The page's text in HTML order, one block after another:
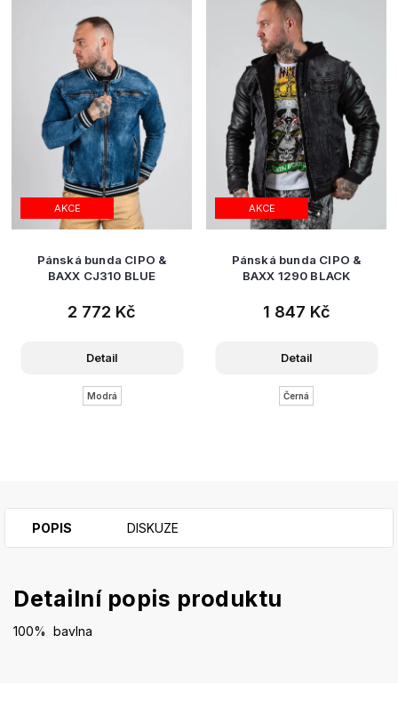
AKCE
Pánská bunda CIPO &
BAXX CJ310 BLUE
2 772 Kč
Detail
Modrá
AKCE
Pánská bunda CIPO &
BAXX 1290 BLACK
1 847 Kč
Detail
Černá
POPIS DISKUZE
Detailní popis produktu
100% bavlna